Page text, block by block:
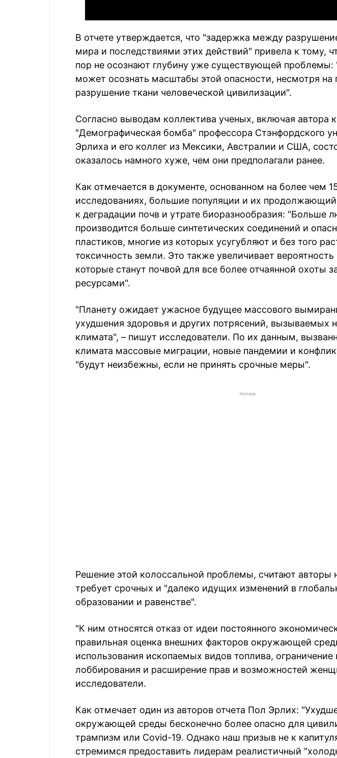
В отчете утверждается, что "задержка между
мира и последствиями этих действий" привела к тому,
пор не осознают глубину уже существующей
может осознать масштабы этой опасности, несмотря на
разрушение ткани человеческой цивилизации".
Согласно выводам коллектива ученых, включая автора
"Демографическая бомба" профессора Стэнфордского
Эрлиха и его коллег из Мексики, Австралии и США,
оказалось намного хуже, чем они предполагали ранее.
Как отмечается в документе, основанном на более чем
исследованиях, большие популяции и их
к деградации почв и утрате биоразнообразия: "Больше
производится больше синтетических соединений и
пластиков, многие из которых усугубляют и без того
токсичность земли. Это также увеличивает
которые станут почвой для все более отчаянной охоты
ресурсами".
"Планету ожидает ужасное будущее массового
ухудшения здоровья и других потрясений, вызываемых
климата", – пишут исследователи. По их данным,
климата массовые миграции, новые пандемии и
"будут неизбежны, если не принять срочные меры".
РЕКЛАМА
Решение этой колоссальной проблемы, считают авторы
требует срочных и "далеко идущих изменений в
образовании и равенстве".
"К ним относятся отказ от идеи постоянного
правильная оценка внешних факторов окружающей
использования ископаемых видов топлива, ограничение
лоббирования и расширение прав и возможностей
исследователи.
Как отмечает один из авторов отчета Пол Эрлих:
окружающей среды бесконечно более опасно для
трампизм или Covid-19. Однако наш призыв не к
стремимся предоставить лидерам реалистичный